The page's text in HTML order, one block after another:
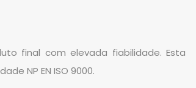
final com elevada fiabilidade. Esta
NP EN ISO 9000.